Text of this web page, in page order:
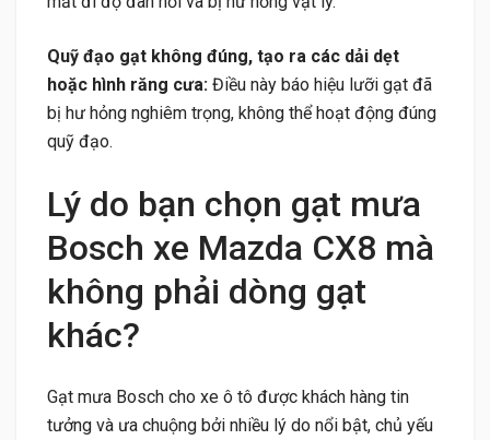
Quỹ đạo gạt không đúng, tạo ra các dải dẹt
hoặc hình răng cưa: Điều này báo hiệu lưỡi gạt đã
bị hư hỏng nghiêm trọng, không thể hoạt động đúng
quỹ đạo.
Lý do bạn chọn gạt mưa
Bosch xe Mazda CX8 mà
không phải dòng gạt
khác?
Gạt mưa Bosch cho xe ô tô được khách hàng tin
tưởng và ưa chuộng bởi nhiều lý do nổi bật, chủ yếu